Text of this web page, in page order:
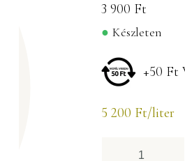
3 900 Ft
Készleten
+50 Ft
5 200 Ft/liter